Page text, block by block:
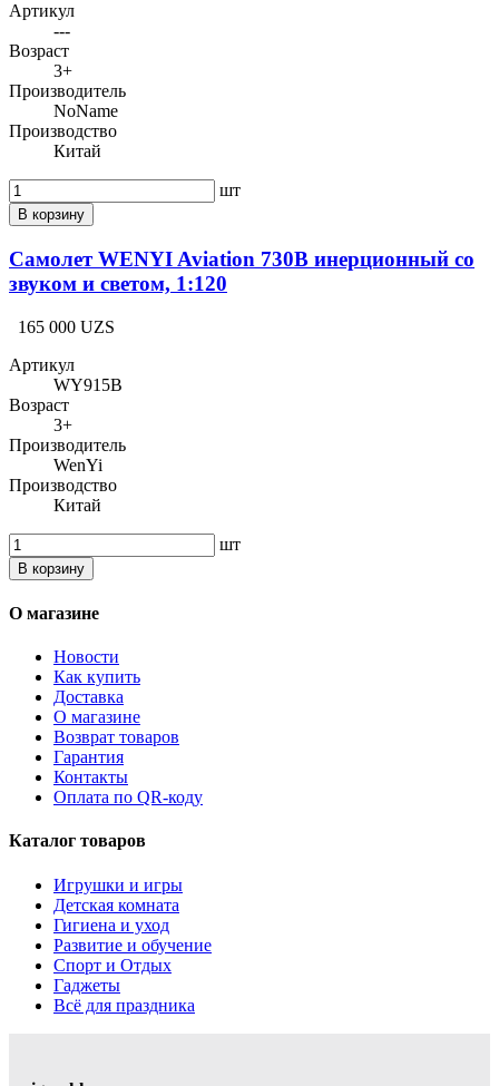
Артикул
---
Возраст
3+
Производитель
NoName
Производство
Китай
шт
В корзину
Самолет WENYI Aviation 730B инерционный со
звуком и светом, 1:120
165 000 UZS
Артикул
WY915B
Возраст
3+
Производитель
WenYi
Производство
Китай
шт
В корзину
О магазине
Новости
Как купить
Доставка
О магазине
Возврат товаров
Гарантия
Контакты
Оплата по QR-коду
Каталог товаров
Игрушки и игры
Детская комната
Гигиена и уход
Развитие и обучение
Спорт и Отдых
Гаджеты
Всё для праздника